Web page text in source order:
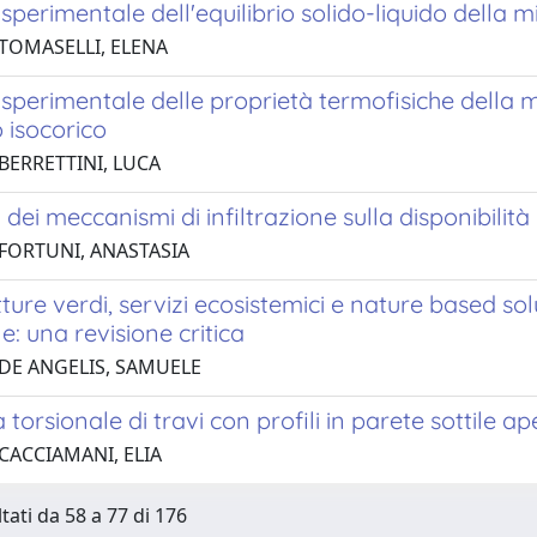
dell'equilibrio solido-liquido della
ELENA
delle proprietà termofisiche della
LUCA
meccanismi di infiltrazione sulla
ANASTASIA
verdi, servizi ecosistemici e nature based
una revisione critica
ANGELIS, SAMUELE
torsionale di travi con profili in parete sottile
ELIA
da 58 a 77 di 176